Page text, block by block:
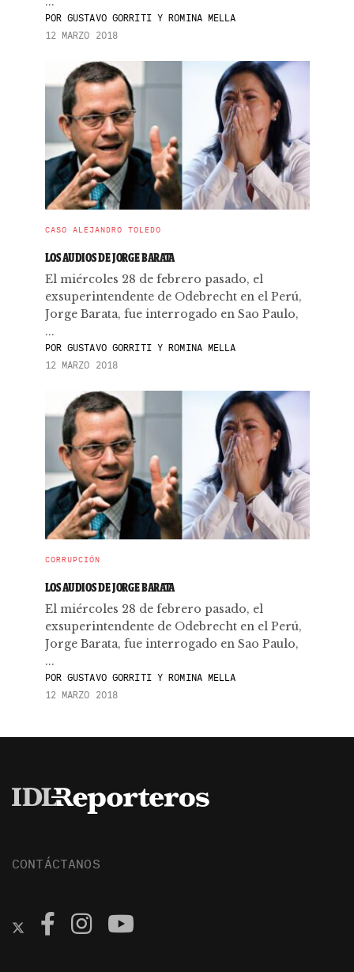
PORGUSTAVO GORRITI Y ROMINA MELLA
12 MARZO 2018
CASO ALEJANDRO TOLEDO
LOS AUDIOS DE JORGE BARATA
El miércoles 28 de febrero pasado, el
exsuperintendente de Odebrecht en el Perú,
Jorge Barata, fue interrogado en Sao Paulo,
...
PORGUSTAVO GORRITI Y ROMINA MELLA
12 MARZO 2018
CORRUPCIÓN
LOS AUDIOS DE JORGE BARATA
El miércoles 28 de febrero pasado, el
exsuperintendente de Odebrecht en el Perú,
Jorge Barata, fue interrogado en Sao Paulo,
...
PORGUSTAVO GORRITI Y ROMINA MELLA
12 MARZO 2018
CONTÁCTANOS